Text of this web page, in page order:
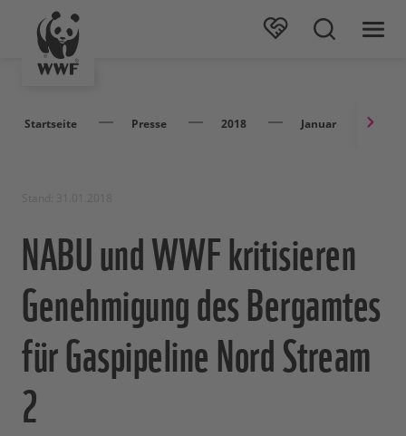
Startseite Presse 2018 Januar
NABU und WWF kritisieren
Genehmigung des Bergamtes
für Gaspipeline Nord Stream
2